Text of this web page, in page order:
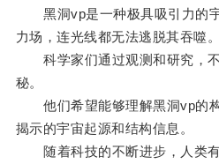
黑洞vp是一种极具吸引力的宇
力场，连光线都无法逃脱其吞噬。
科学家们通过观测和研究，不
秘。
他们希望能够理解黑洞vp的
揭示的宇宙起源和结构信息。
随着科技的不断进步，人类有